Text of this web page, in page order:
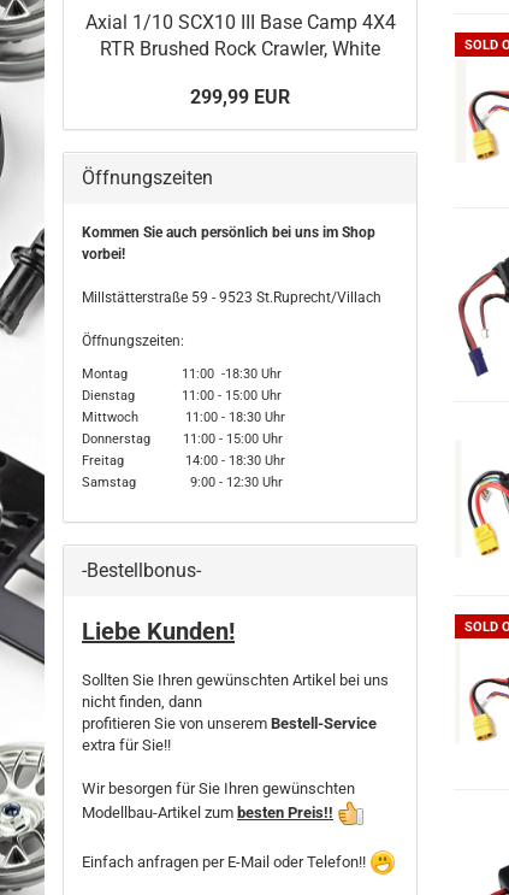
SOLD
SOLD
Axial 1/10 SCX10 III Base Camp 4X4
RTR Brushed Rock Crawler, White
299,99 EUR
Öffnungszeiten
Kommen Sie auch persönlich bei uns im Shop
vorbei!
Millstätterstraße 59 - 9523 St.Ruprecht/Villach
Öffnungszeiten:
Montag 11:00 -18:30 Uhr
Dienstag 11:00 - 15:00 Uhr
Mittwoch 11:00 - 18:30 Uhr
Donnerstag 11:00 - 15:00 Uhr
Freitag 14:00 - 18:30 Uhr
Samstag 9:00 - 12:30 Uhr
-Bestellbonus-
Liebe Kunden!
Sollten Sie Ihren gewünschten Artikel bei uns
nicht finden, dann
profitieren Sie von unserem Bestell-Service
extra für Sie!!
Wir besorgen für Sie Ihren gewünschten
Modellbau-Artikel zum besten Preis!!
Einfach anfragen per E-Mail oder Telefon!!